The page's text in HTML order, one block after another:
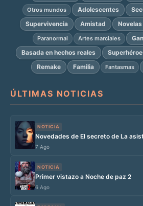
Otros mundos Adolescentes
Supervivencia Amistad
Paranormal Artes marciales
Basada en hechos reales
Remake
Familia Fantasmas
ÚLTIMAS NOTICIAS
NOTICIA
Novedades de El secreto de La
7 Ago
NOTICIA
Primer vistazo a Noche de paz 2
6 Ago